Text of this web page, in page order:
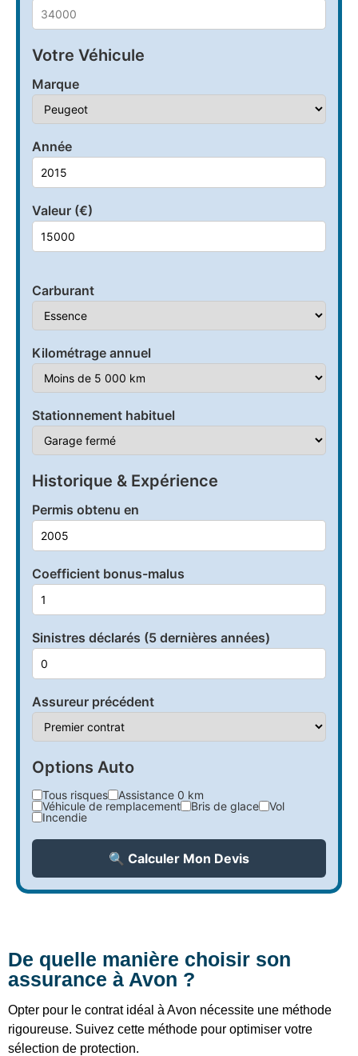
Votre Véhicule
Marque
Année
Valeur (€)
Carburant
Kilométrage annuel
Stationnement habituel
Historique & Expérience
Permis obtenu en
Coefficient bonus-malus
Sinistres déclarés (5 dernières années)
Assureur précédent
Options Auto
Tous risques
Assistance 0 km
Véhicule de remplacement
Bris de glace
Vol
Incendie
🔍 Calculer Mon Devis
De quelle manière choisir son
assurance à Avon ?
Opter pour le contrat idéal à Avon nécessite une méthode
rigoureuse. Suivez cette méthode pour optimiser votre
sélection de protection.